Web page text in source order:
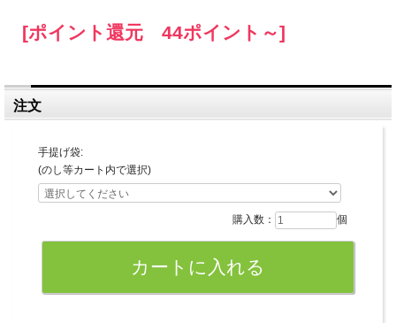
[ポイント還元 44ポイント～]
注文
手提げ袋:
(のし等カート内で選択)
購入数： 個